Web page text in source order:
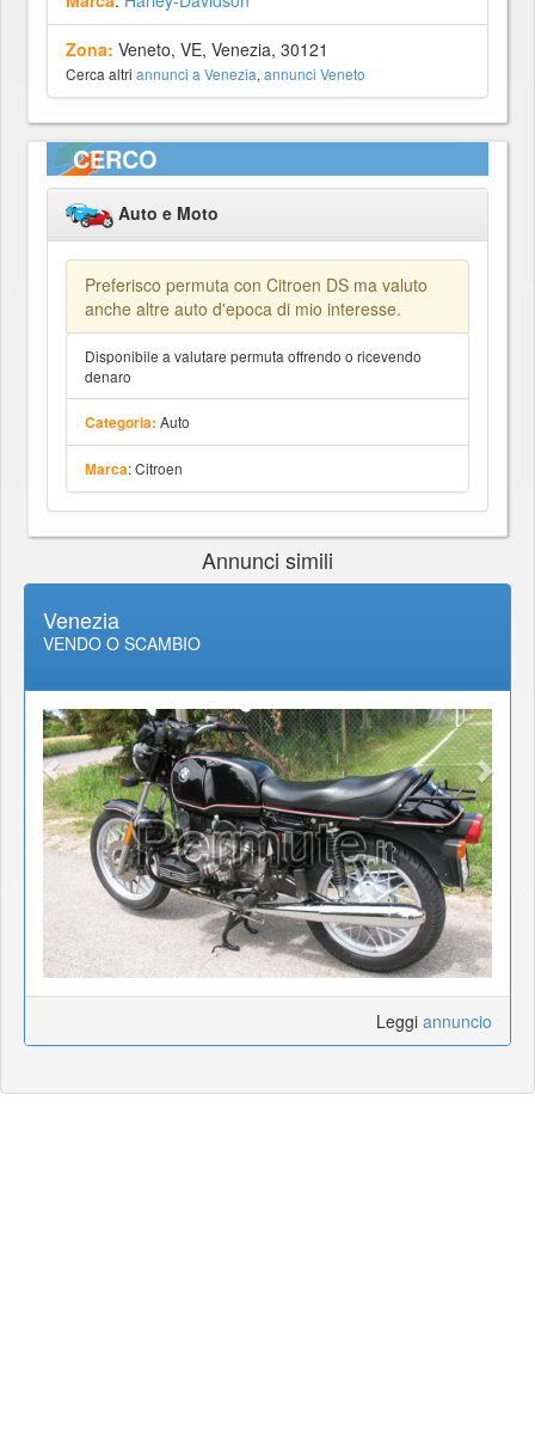
Zona: Veneto, VE, Venezia, 30121
Cerca altri annunci a Venezia, annunci Veneto
CERCO
Auto e Moto
Preferisco permuta con Citroen DS ma valuto
anche altre auto d'epoca di mio interesse.
Disponibile a valutare permuta offrendo o ricevendo
denaro
Categoria: Auto
Marca: Citroen
Annunci simili
Venezia
VENDO O SCAMBIO
Leggi annuncio